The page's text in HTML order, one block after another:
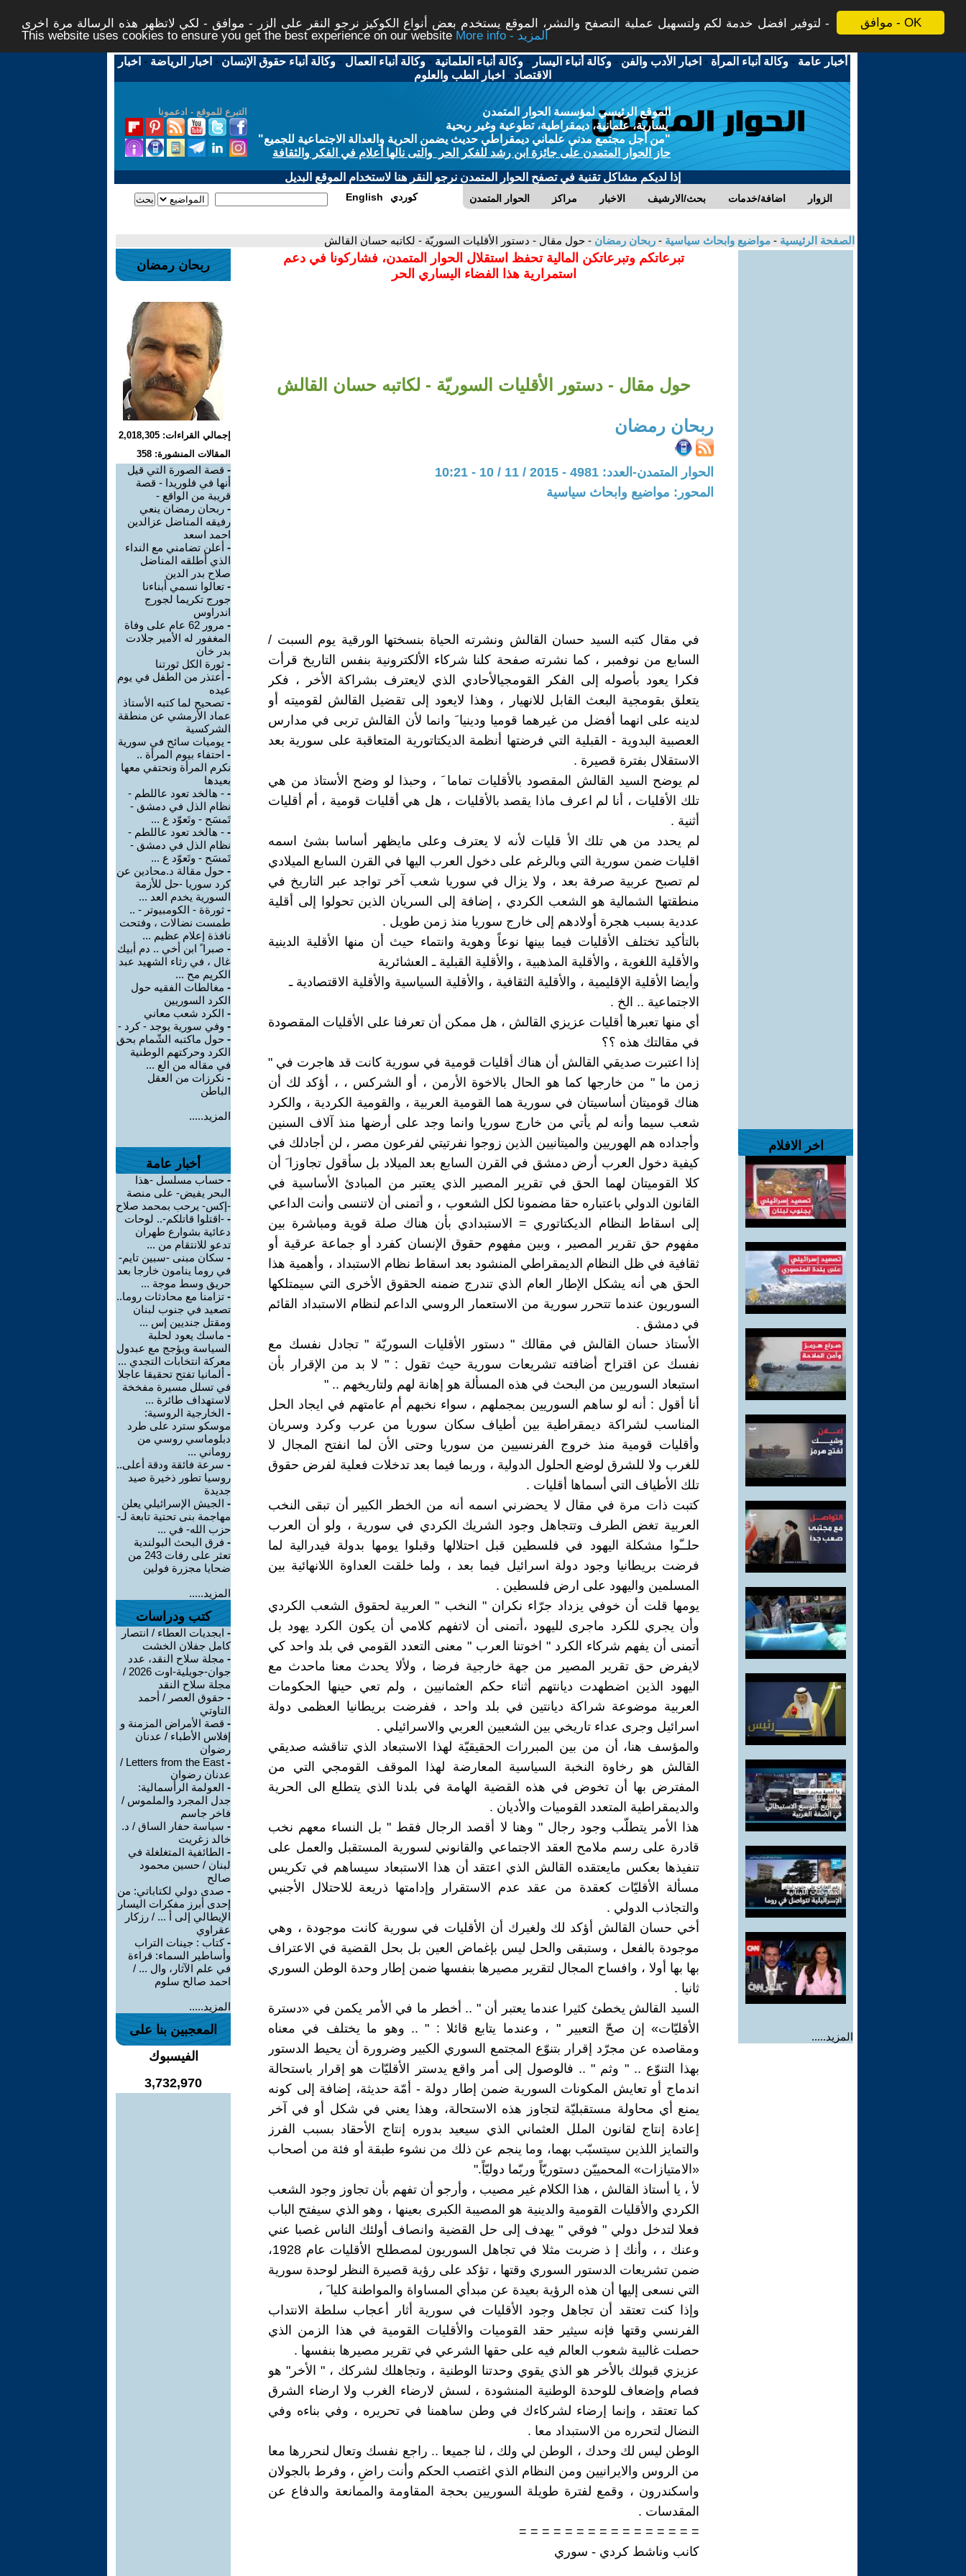
موافق - OK
لتوفير افضل خدمة لكم ولتسهيل عملية التصفح والنشر، الموقع يستخدم بعض أنواع الكوكيز نرجو النقر على الزر - موافق - لكي لاتظهر هذه الرسالة مرة اخرى -
This website uses cookies to ensure you get the best experience on our website
More info - المزيد
أخبار عامة -وكالة أنباء المرأة - اخبار الأدب والفن -وكالة أنباء اليسار -وكالة أنباء العلمانية -وكالة أنباء العمال -وكالة أنباء حقوق الإنسان - اخبار الرياضة - اخبار
الاقتصاد - اخبار الطب والعلوم
التبرع للموقع - ادعمونا
الموقع الرئيسي لمؤسسة الحوار المتمدن
يسارية، علمانية، ديمقراطية، تطوعية وغير ربحية
"من أجل مجتمع مدني علماني ديمقراطي حديث يضمن الحرية والعدالة الاجتماعية للجميع"
حاز الحوار المتمدن على جائزة ابن رشد للفكر الحر والتى نالها أعلام في الفكر والثقافة
إذا لديكم مشاكل تقنية في تصفح الحوار المتمدن نرجو النقر هنا لاستخدام الموقع البديل
الحوار المتمدن مراكز الاخبار بحث/الارشيف اضافة/خدمات الزوار English كوردي
الصفحة الرئيسية - مواضيع وابحاث سياسية - ربحان رمضان - حول مقال - دستور الأقليات السوريّة - لكاتبه حسان القالش
اخر الافلام
المزيد.....
تبرعاتكم وتبرعاتكن المالية تحفظ استقلال الحوار المتمدن، فشاركونا في دعم
استمرارية هذا الفضاء اليساري الحر
حول مقال - دستور الأقليات السوريّة - لكاتبه حسان القالش
ربحان رمضان
الحوار المتمدن-العدد: 4981 - 2015 / 11 / 10 - 10:21
المحور: مواضيع وابحاث سياسية
في مقال كتبه السيد حسان القالش ونشرته الحياة بنسختها الورقية يوم السبت /
السابع من نوفمبر ، كما نشرته صفحة كلنا شركاء الألكترونية بنفس التاريخ قرأت
فكرا يعود بأصوله إلى الفكر القومجيالأحادي الذي لايعترف بشراكة الأخر ، فكر
يتعلق بقومجية البعث القابل للانهيار ، وهذا لايعود إلى تقضيل القالش لقوميته أو
لدينه على انهما أفضل من غيرهما قوميا ودينيا َ وانما لأن القالش تربى في مدارس
العصبية البدوية - القبلية التي فرضتها أنظمة الديكتاتورية المتعاقبة على سورية بعد
الاستقلال بفترة قصيرة .
لم يوضح السيد القالش المقصود بالأقليات تماما َ ، وحبذا لو وضح الأستاذ من هي
تلك الأقليات ، أنا لم اعرف ماذا يقصد بالأقليات ، هل هي أقليات قومية ، أم أقليات
أثنية .
لم يحدد من هي تلك الأ قليات لأنه لا يعترف وعلى مايظهر أساسا بشئ اسمه
اقليات ضمن سورية التي وبالرغم على دخول العرب اليها في القرن السابع الميلادي
لم تصبح عربية صرفة بعد ، ولا يزال في سوريا شعب آخر تواجد عبر التاريخ في
منطقتها الشمالية هو الشعب الكردي ، إضافة إلى السريان الذين تحولوا إلى أقلية
عددية بسبب هجرة أولادهم إلى خارج سوريا منذ زمن طويل .
بالتأكيد تختلف الأقليات فيما بينها نوعاً وهوية وانتماء حيث أن منها الأقلية الدينية
والأقلية اللغوية ، والأقلية المذهبية ، والأقلية القبلية ـ العشائرية
وأيضا الأقلية الإقليمية ، والأقلية الثقافية ، والأقلية السياسية والأقلية الاقتصادية ـ
الاجتماعية .. الخ .
أي منها تعبرها أقليات عزيزي القالش ، هل ممكن أن تعرفنا على الأقليات المقصودة
في مقالتك هذه ؟؟
إذا اعتبرت صديقي القالش أن هناك أقليات قومية في سورية كانت قد هاجرت في "
زمن ما " من خارجها كما هو الحال بالاخوة الأرمن ، أو الشركس ، ، أؤكد لك أن
هناك قوميتان أساسيتان في سورية هما القومية العربية ، والقومية الكردية ، والكرد
شعب سيما وأنه لم يأتي من خارج سوريا وانما وجد على أرضها منذ آلاف السنين
وأجداده هم الهوريين والميتانيين الذين زوجوا نفرتيتي لفرعون مصر ، لن أجادلك في
كيفية دخول العرب أرض دمشق في القرن السابع بعد الميلاد بل سأقول تجاوزا َ أن
كلا القوميتان لهما الحق في تقرير المصير الذي يعتبر من المبادئ الأساسية في
القانون الدولي باعتباره حقا مضمونا لكل الشعوب ، و أتمنى أن لاتنسى وأنت الداعي
إلى اسقاط النظام الديكتاتوري = الاستبدادي بأن هناك صلة قوية ومباشرة بين
مفهوم حق تقرير المصير ، وبين مفهوم حقوق الإنسان كفرد أو جماعة عرقية أو
ثقافية في ظل النظام الديمقراطي المنشود بعد اسقاط نظام الاستبداد ، وأهمية هذا
الحق هي أنه يشكل الإطار العام الذي تندرج ضمنه الحقوق الأخرى التي سيمتلكها
السوريون عندما تتحرر سورية من الاستعمار الروسي الداعم لنظام الاستبداد القائم
في دمشق .
الأستاذ حسان القالش في مقالك " دستور الأقليات السوريّة " تجادل نفسك مع
نفسك عن اقتراح أضافته تشريعات سورية حيث تقول : " لا بد من الإقرار بأن
استبعاد السوريين من البحث في هذه المسألة هو إهانة لهم ولتاريخهم .. "
أنا أقول : أنه لو ساهم السوريين بمجملهم ، سواء نخبهم أم عامتهم في ايجاد الحل
المناسب لشراكة ديمقراطية بين أطياف سكان سوريا من عرب وكرد وسريان
وأقليات قومية منذ خروج الفرنسيين من سوريا وحتى الأن لما انفتح المجال لا
للغرب ولا للشرق لوضع الحلول الدولية ، وربما فيما بعد تدخلات فعلية لفرض حقوق
تلك الأطياف التي أسماها أقليات .
كتبت ذات مرة في مقال لا يحضرني اسمه أنه من الخطر الكبير أن تبقى النخب
العربية تغض الطرف وتتجاهل وجود الشريك الكردي في سورية ، ولو أن العرب
حلــّوا مشكلة اليهود في فلسطين قبل احتلالها وقبلوا يومها بدولة فيدرالية لما
فرضت بريطانيا وجود دولة اسرائيل فيما بعد ، ولما خلقت العداوة اللانهائية بين
المسلمين واليهود على ارض فلسطين .
يومها قلت أن خوفي يزداد جرّاء نكران " النخب " العربية لحقوق الشعب الكردي
وأن يجري للكرد ماجرى لليهود ،أتمنى أن لاتفهم كلامي أن يكون الكرد يهود بل
أتمنى أن يفهم شركاء الكرد " اخوتنا العرب " معنى التعدد القومي في بلد واحد كي
لايفرض حق تقرير المصير من جهة خارجية فرضا ، ولألا يحدث معنا ماحدث مع
اليهود الذين اضطهدت ديانتهم أثناء حكم العثمانيين ، ولم تعي حينها الحكومات
العربية موضوعة شراكة ديانتين في بلد واحد ، ففرضت بريطانيا العظمى دولة
اسرائيل وجرى عداء تاريخي بين الشعبين العربي والاسرائيلي .
والمؤسف هنا، أن من بين المبررات الحقيقيّة لهذا الاستبعاد الذي تناقشه صديقي
القالش هو رخاوة النخبة السياسية المعارضة لهذا الموقف القومجي التي من
المفترض بها أن تخوض في هذه القضية الهامة في بلدنا الذي يتطلع الى الحرية
والديمقراطية المتعدد القوميات والأديان .
هذا الأمر يتطلّب وجود رجال " وهنا لا أقصد الرجال فقط " بل النساء معهم نخب
قادرة على رسم ملامح العقد الاجتماعي والقانوني لسورية المستقبل والعمل على
تنفيذها بعكس مايعتقده القالش الذي اعتقد أن هذا الاستبعاد سيساهم في تكريس
مسألة الأقليّات كعقدة من عقد عدم الاستقرار وإدامتها ذريعة للاحتلال الأجنبي
والتجاذب الدولي .
أخي حسان القالش أؤكد لك ولغيرك أن الأقليات في سورية كانت موجودة ، وهي
موجودة بالفعل ، وستبقى والحل ليس بإغماض العين بل بحل القضية في الاعتراف
بها بها أولا ، وافساح المجال لتقرير مصيرها بنفسها ضمن إطار وحدة الوطن السوري
ثانيا .
السيد القالش يخطئ كثيرا عندما يعتبر أن " .. أخطر ما في الأمر يكمن في «دسترة
الأقليّات» إن صحّ التعبير " ، وعندما يتابع قائلا : " .. وهو ما يختلف في معناه
ومقاصده عن مجرّد إقرار بتنوّع المجتمع السوري الكبير وضرورة أن يحيط الدستور
بهذا التنوّع .. " وثم " .. فالوصول إلى أمر واقع يدستر الأقليّات هو إقرار باستحالة
اندماج أو تعايش المكونات السورية ضمن إطار دولة - أمّة حديثة، إضافة إلى كونه
يمنع أي محاولة مستقبليّة لتجاوز هذه الاستحالة، وهذا يعني في شكل أو في آخر
إعادة إنتاج لقانون الملل العثماني الذي سيعيد بدوره إنتاج الأحقاد بسبب الفرز
والتمايز اللذين سيتسبّب بهما، وما ينجم عن ذلك من نشوء طبقة أو فئة من أصحاب
«الامتيازات» المحمييّن دستوريّاً وربّما دوليّاً."
لأ ، يا أستاذ القالش ، هذا الكلام غير مصيب ، وأرجو أن تفهم بأن تجاوز وجود الشعب
الكردي والأقليات القومية والدينية هو المصيبة الكبرى بعينها ، وهو الذي سيفتح الباب
فعلا لتدخل دولي " فوقي " يهدف إلى حل القضية وانصاف أولئك الناس غصبا عني
وعنك ، ، وأنك إ ذ ضربت مثلا في تجاهل السوريون لمصطلح الأقليات عام 1928،
ضمن تشريعات الدستور السوري وقتها ، تؤكد على رؤية قصيرة النظر لوحدة سورية
التي نسعى إليها أن هذه الرؤية بعيدة عن مبدأي المساواة والمواطنة كليا َ ،
وإذا كنت تعتقد أن تجاهل وجود الأقليات في سورية أثار أعجاب سلطة الانتداب
الفرنسي وقتها فإنه سيثير حقد القوميات والأقليات القومية في هذا الزمن الذي
حصلت غالبية شعوب العالم فيه على حقها الشرعي في تقرير مصيرها بنفسها .
عزيزي قبولك بالأخر هو الذي يقوي وحدتنا الوطنية ، وتجاهلك لشركك ، " الأخر" هو
فصام وإضعاف للوحدة الوطنية المنشودة ، لسش لارضاء الغرب ولا ارضاء الشرق
كما تعتقد ، وإنما إرضاء لشركاءك في وطن ساهمنا في تحريره ، وفي بناءه وفي
النضال لتحرره من الاستبداد معا .
الوطن ليس لك وحدك ، الوطن لي ولك ، لنا جميعا .. راجع نفسك وتعال لنحررها معا
من الروس والايرانيين ومن النظام الذي اغتصب الحكم وأنت راضِ ، وفرط بالجولان
واسكندرون ، وقمع لفترة طويلة السوريين بحجة المقاومة والممانعة والدفاع عن
المقدسات .
= = = = = = = = = = = = = = = =
كانب وناشط كردي - سوري
ربحان رمضان
إجمالي القراءات: 2,018,305
المقالات المنشورة: 358
- قصة الصورة التي قيل
أنها في فلوريدا - قصة
قريبة من الواقع -
- ربحان رمضان ينعي
رفيقه المناضل عزالدين
احمد اسعد
- أعلن تضامني مع النداء
الذي أطلقه المناضل
صلاح بدر الدين
- تعالوا نسمي أبناءنا
جورج تكريما لجورج
اندراوس
-
مرور 62 عام على وفاة
المغفور له الأمير جلادت
بدر خان
- ثورة الكل ثورتنا
- أعتذر من الطفل في يوم
عيده
- تصحيح لما كتبه الأستاذ
عماد الأرمشي عن منطقة
الشركسية
- يوميات سائح في سورية
- احتفاء بيوم المرأة ..
نكرم المرأة ونحتفي معها
بعيدها
- - هالخد تعود عاللطم -
نظام الذل في دمشق -
تَمسَح - وتَعوّد ع ...
- - هالخد تعود عاللطم -
نظام الذل في دمشق -
تَمسَح - وتَعوّد ع ...
- حول مقالة د.محادين عن
كرد سوريا -حل للأزمة
السورية يخدم العد ...
- ثورةة - الكومبيوتر - ..
طمست نضالات ، وفتحت
نافذة إعلام عظيم ...
- صبرا ً ابن أخي .. دم أبيك
غال ، في رثاء الشهيد عبد
الكريم مح ...
- مغالطات الفقيه حول
الكرد السوريين
- الكرد شعب معاني
- وفي سورية يوجد - كرد -
- حول ماكتبه الشّمام بحق
الكرد وحركتهم الوطنية
في مقاله من الع ...
- نكرزات من العقل
الباطن
المزيد.....
أخبار عامة
- حساب مسلسل -هذا
البحر يفيض- على منصة
-إكس- يرحب بمحمد صلاح
- -اقتلوا قاتلكم-.. لوحات
دعائية بشوارع طهران
تدعو للانتقام من ...
- سكان مبنى -سبين تايم-
في روما ينامون خارجا بعد
حريق وسط موجة ...
- تزامنا مع محادثات روما..
تصعيد في جنوب لبنان
ومقتل جنديين إس ...
- ماسك يعود لحلبة
السياسة ويؤجج مع عبدول
معركة انتخابات التجدي ...
- ألمانيا تفتح تحقيقا عاجلا
في تسلل مسيرة مفخخة
لاستهداف طائرة ...
- الخارجية الروسية:
موسكو سترد على طرد
دبلوماسي روسي من
روماني ...
- سرعة فائقة ودقة أعلى..
روسيا تطور ذخيرة صيد
جديدة
- الجيش الإسرائيلي يعلن
مهاجمة بنى تحتية تابعة لـ-
حزب الله- في ...
- فرق البحث البولندية
تعثر على رفات 243 من
ضحايا مجزرة فولين
المزيد.....
كتب ودراسات
- ابجديات العطاء / انتصار
كامل جفلان الخشت
- مجلة سلاح النقد، عدد
جوان-جويلية-اوت 2026 /
مجلة سلاح النقد
- حقوق العصر / أحمد
التاوتي
- قصة الأمراض المزمنة و
إفلاس الأطباء / عدنان
رضوان
-
Letters from the East /
عدنان رضوان
- العولمة الرأسمالية:
جدل المجرد والملموس /
فاخر جاسم
- سياسة حفار الساق / د.
خالد زغريت
- الطائفية المتغلغلة في
لبنان / حسين محمود
صالح
- صدى دولي لكتاباتي: من
إحدى أبرز مفكرات اليسار
الإيطالي إلى أ ... / رزكار
عقراوي
-كتاب : جينات التراب
وأساطير السماء: قراءة
في علم الآثار، وال ... /
احمد صالح سلوم
المزيد.....
المعجبين بنا على
الفيسبوك
3,732,970